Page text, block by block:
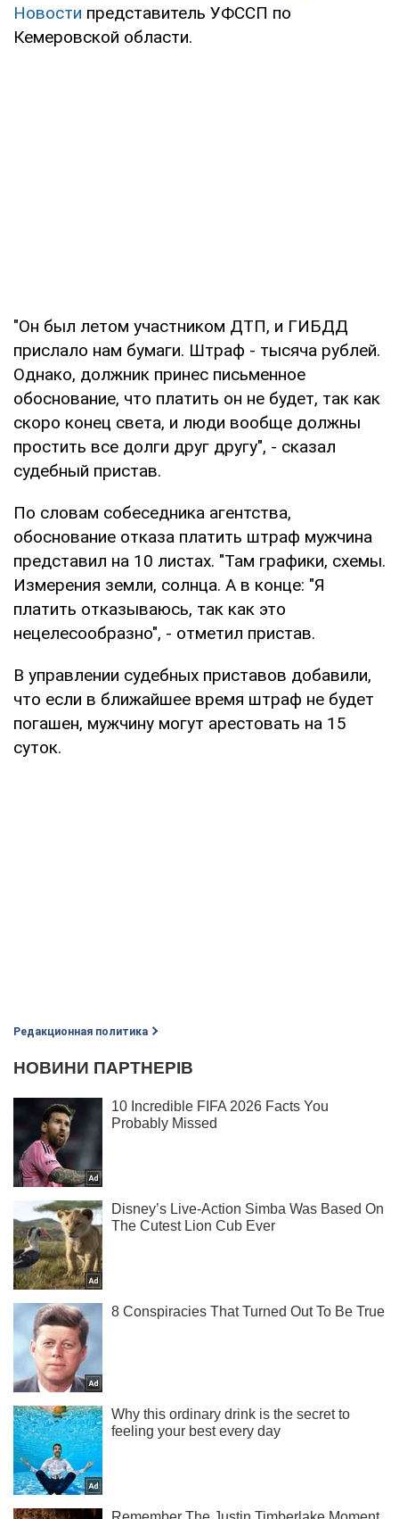
Новости представитель УФССП по
Кемеровской области.
"Он был летом участником ДТП, и ГИБДД
прислало нам бумаги. Штраф - тысяча рублей.
Однако, должник принес письменное
обоснование, что платить он не будет, так как
скоро конец света, и люди вообще должны
простить все долги друг другу", - сказал
судебный пристав.
По словам собеседника агентства,
обоснование отказа платить штраф мужчина
представил на 10 листах. "Там графики, схемы.
Измерения земли, солнца. А в конце: "Я
платить отказываюсь, так как это
нецелесообразно", - отметил пристав.
В управлении судебных приставов добавили,
что если в ближайшее время штраф не будет
погашен, мужчину могут арестовать на 15
суток.
Редакционная политика